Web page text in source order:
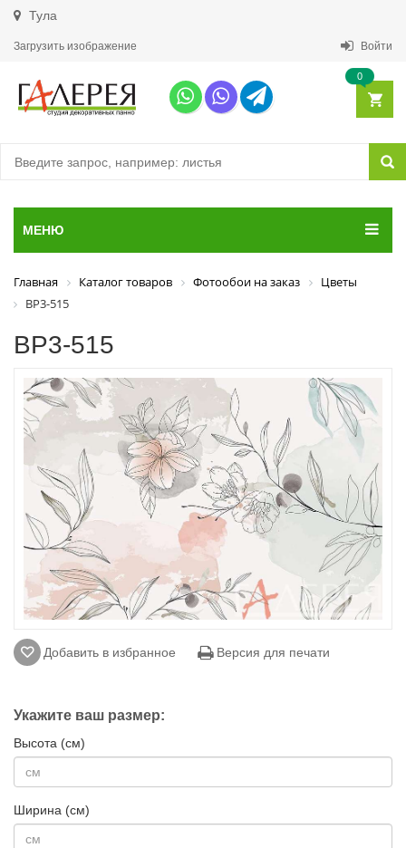
Тула
Загрузить изображение Войти
0
МЕНЮ
Главная Каталог товаров Фотообои на заказ
Цветы
ВР3-515
ВР3-515
Добавить в избранное Версия для печати
Укажите ваш размер:
Высота (см)
Ширина (см)